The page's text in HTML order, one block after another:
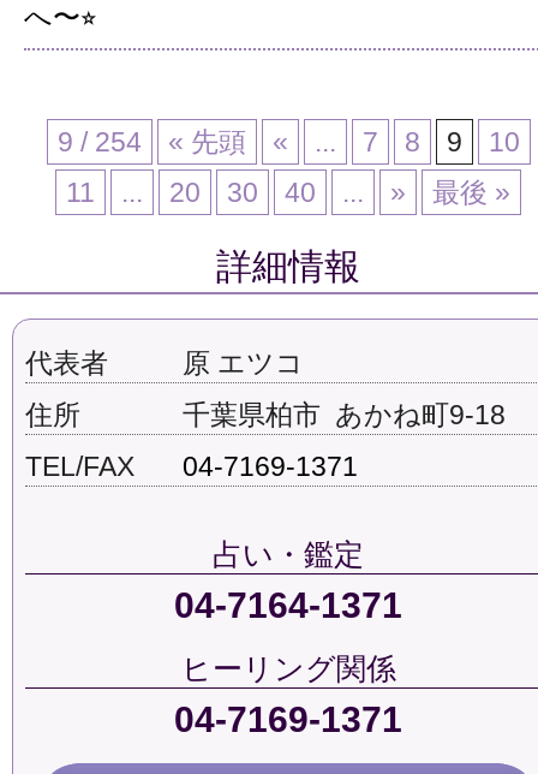
へ〜⭐︎
9 / 254 « 先頭 « ... 7 8 9
10
11
... 20 30 40 ... » 最後 »
詳細情報
代表者
原 エツコ
住所
千葉県柏市 あかね町9-18
TEL/FAX
04-7169-1371
占い・鑑定
04-7164-1371
ヒーリング関係
04-7169-1371